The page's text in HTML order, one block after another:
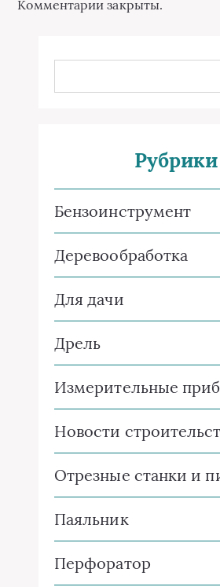
Комментарии закрыты.
Рубрики
Бензоинструмент
Деревообработка
Для дачи
Дрель
Измерительные
Новости
Отрезные станки и
Паяльник
Перфоратор